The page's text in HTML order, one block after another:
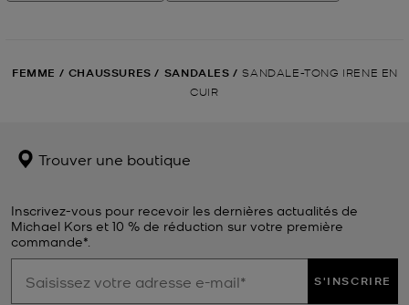
FEMME / CHAUSSURES / SANDALES / SANDALE-TONG IRENE EN
CUIR
Trouver une boutique
Inscrivez-vous pour recevoir les dernières actualités de
Michael Kors et 10 % de réduction sur votre première
commande*.
S'INSCRIRE